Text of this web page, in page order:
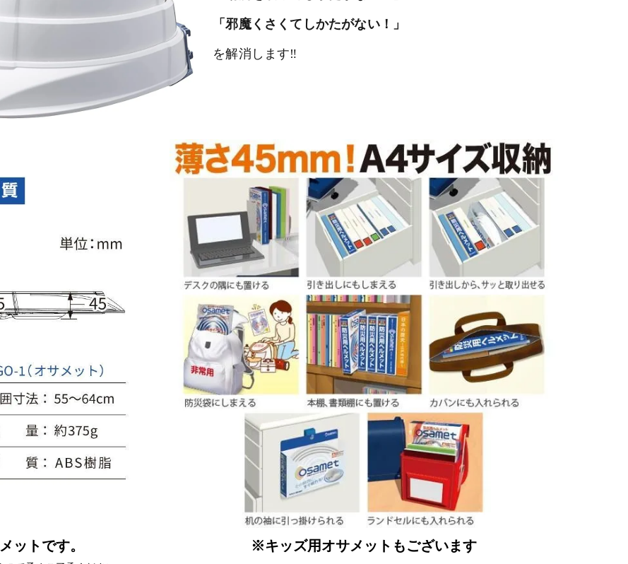
「邪魔くさくてしかたがない！」
を解消します‼
ットです。 ※キッズ用オサメットもございます